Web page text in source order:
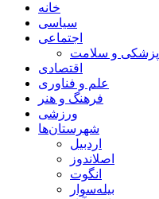
خانه
سیاسی
اجتماعی
پزشکی و سلامت
اقتصادی
علم و فناوری
فرهنگ و هنر
ورزشی
شهرستان‌ها
اردبیل
اصلاندوز
انگوت
بیله‌سوار